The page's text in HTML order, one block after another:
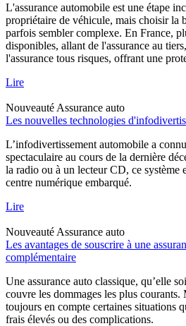
L'assurance automobile est une étape
propriétaire de véhicule, mais choisir la
parfois sembler complexe. En France,
disponibles, allant de l'assurance au
l'assurance tous risques, offrant une
Lire
Nouveauté Assurance auto
Les nouvelles technologies
L’infodivertissement automobile a
spectaculaire au cours de la dernière
la radio ou à un lecteur CD, ce système
centre numérique embarqué.
Lire
Nouveauté Assurance auto
Les avantages de souscrire à une
complémentaire
Une assurance auto classique, qu’elle
couvre les dommages les plus courants.
toujours en compte certaines situations
frais élevés ou des complications.